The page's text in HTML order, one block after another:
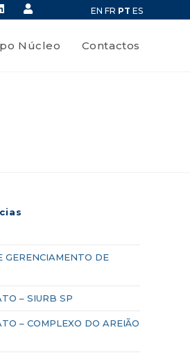
EN FR PT ES
Núcleo Contactos
GERENCIAMENTO DE
– SIURB SP
– COMPLEXO DO AREIÃO